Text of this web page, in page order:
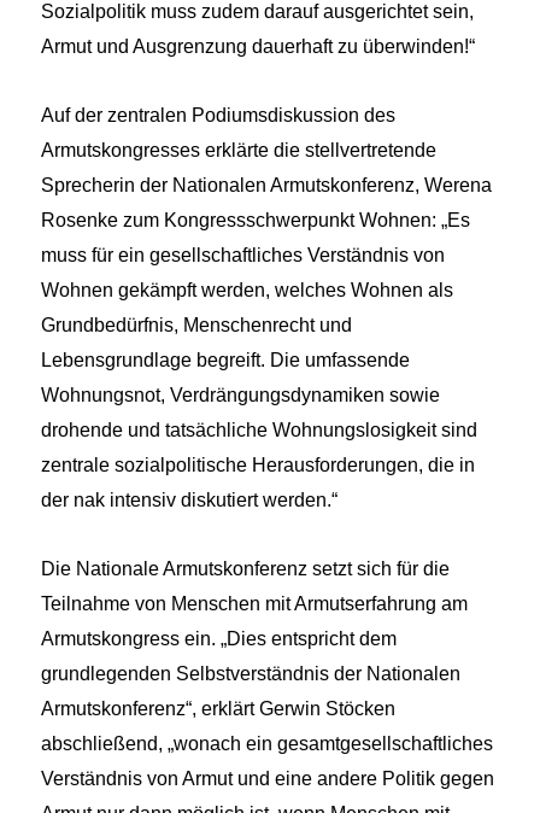
Sozialpolitik muss zudem darauf ausgerichtet sein,
Armut und Ausgrenzung dauerhaft zu überwinden!“
Auf der zentralen Podiumsdiskussion des
Armutskongresses erklärte die stellvertretende
Sprecherin der Nationalen Armutskonferenz, Werena
Rosenke zum Kongressschwerpunkt Wohnen: „Es
muss für ein gesellschaftliches Verständnis von
Wohnen gekämpft werden, welches Wohnen als
Grundbedürfnis, Menschenrecht und
Lebensgrundlage begreift. Die umfassende
Wohnungsnot, Verdrängungsdynamiken sowie
drohende und tatsächliche Wohnungslosigkeit sind
zentrale sozialpolitische Herausforderungen, die in
der nak intensiv diskutiert werden.“
Die Nationale Armutskonferenz setzt sich für die
Teilnahme von Menschen mit Armutserfahrung am
Armutskongress ein. „Dies entspricht dem
grundlegenden Selbstverständnis der Nationalen
Armutskonferenz“, erklärt Gerwin Stöcken
abschließend, „wonach ein gesamtgesellschaftliches
Verständnis von Armut und eine andere Politik gegen